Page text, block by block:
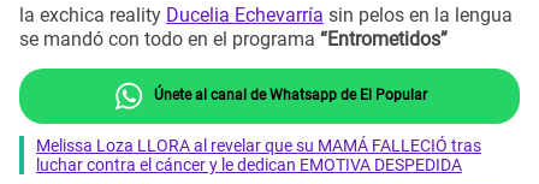
la exchica reality Ducelia Echevarría sin pelos en la lengua
se mandó con todo en el programa “Entrometidos”
Únete al canal de Whatsapp de El Popular
Melissa Loza LLORA al revelar que su MAMÁ FALLECIÓ tras
luchar contra el cáncer y le dedican EMOTIVA DESPEDIDA